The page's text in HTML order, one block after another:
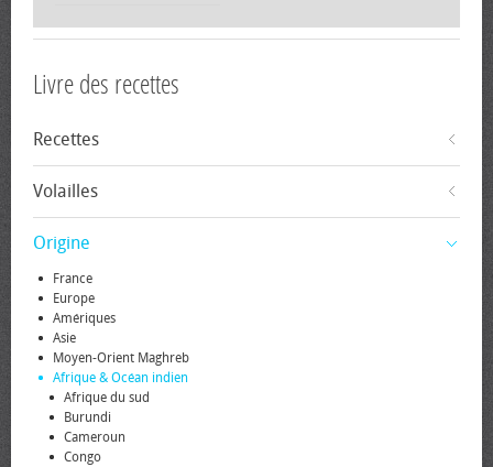
Livre des recettes
Recettes
Volailles
Origine
France
Europe
Amériques
Asie
Moyen-Orient Maghreb
Afrique & Océan indien
Afrique du sud
Burundi
Cameroun
Congo